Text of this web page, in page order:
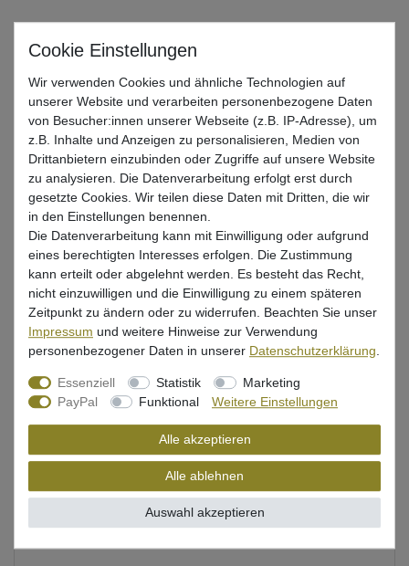
Welches Wallertackle gibt es in der Black Cat
Passion Serie?
Von dem Angelgerätehersteller Black Cat gibt es ein
großes Wallersortiment. Hier gibt es diverse Angelruten,
Rollen, Schnüre und Wallerzubehör zum aktiven und
passiven Welsangeln. In der Wallerrange gibt es zudem
mit der Black Cat Passion Serie tolles Wallertackle für
Walleranfänger, Quereinsteiger und Gelegenheitsangler.
Aber auch fortgeschrittene Wallerangler und die
sogenannten Wallerprofis greifen gerne auf dieses Tackle
zurück. Die Black Cat Passion Range beinhaltet sehr gute
Wallerruten. Hier gibt es unter anderem tolle Welsruten
zum Ansitzangeln. Dies sind beispielsweise Bojenruten,
Angelruten zum Fischen mit der U-Posenmontage und
Stellfischruten zum Abspannen. Ebenfalls gibt es
Wallerruten zum aktiven Welsfischen, wie beispielsweise
bietet das Welssortiment auch robuste Wallerrollen. Die
Rollen gibt es in verschiedenen Größen. Hier gibt es
wiederum Spinnrollen zum Spinnfischen und Vertikalangeln
auf Wels. Zudem gibt es große Stationärrollen zum
Bojenangeln, Abspannen, U-Posenfischen und für andere
Wir verwenden Cookies und ähnliche Technologien auf
unserer Website und verarbeiten personenbezogene Daten
von Besucher:innen unserer Webseite (z.B. IP-Adresse), um
z.B. Inhalte und Anzeigen zu personalisieren, Medien von
Drittanbietern einzubinden oder Zugriffe auf unsere Website
zu analysieren. Die Datenverarbeitung erfolgt erst durch
gesetzte Cookies. Wir teilen diese Daten mit Dritten, die wir
in den Einstellungen benennen.
Die Datenverarbeitung kann mit Einwilligung oder aufgrund
eines berechtigten Interesses erfolgen. Die Zustimmung
kann erteilt oder abgelehnt werden. Es besteht das Recht,
nicht einzuwilligen und die Einwilligung zu einem späteren
Zeitpunkt zu ändern oder zu widerrufen. Beachten Sie unser
Impressum und weitere Hinweise zur Verwendung
personenbezogener Daten in unserer Daten­schutz­erklärung
Essenziell Statistik
Marketing
PayPal
Funktional Weitere Einstellungen
Alle akzeptieren
Alle ablehnen
Auswahl akzeptieren